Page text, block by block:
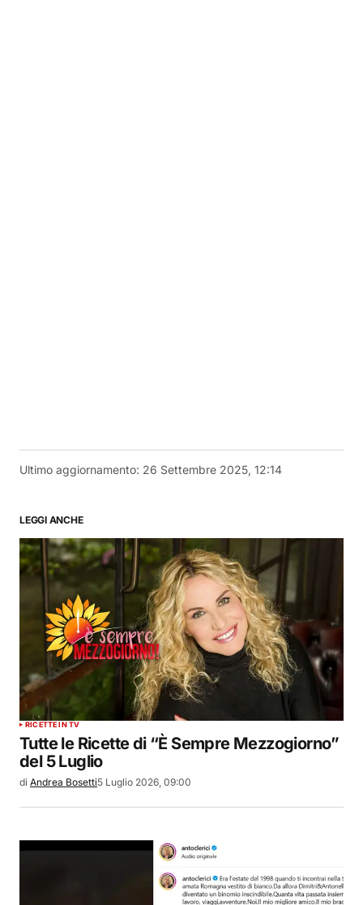
Ultimo aggiornamento: 26 Settembre 2025, 12:14
LEGGI ANCHE
RICETTE IN TV
Tutte le Ricette di “È Sempre Mezzogiorno”
del 5 Luglio
di Andrea Bosetti5 Luglio 2026, 09:00